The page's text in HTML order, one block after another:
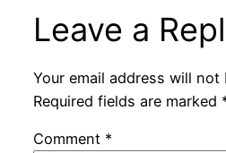
Leave a
Your email address will not
Required fields are marked
Comment *